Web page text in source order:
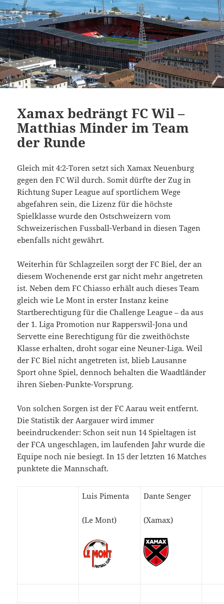
Xamax bedrängt FC Wil –
Matthias Minder im Team
der Runde
Gleich mit 4:2-Toren setzt sich Xamax Neuenburg
gegen den FC Wil durch. Somit dürfte der Zug in
Richtung Super League auf sportlichem Wege
abgefahren sein, die Lizenz für die höchste
Spielklasse wurde den Ostschweizern vom
Schweizerischen Fussball-Verband in diesen Tagen
ebenfalls nicht gewährt.
Weiterhin für Schlagzeilen sorgt der FC Biel, der an
diesem Wochenende erst gar nicht mehr angetreten
ist. Neben dem FC Chiasso erhält auch dieses Team
gleich wie Le Mont in erster Instanz keine
Startberechtigung für die Challenge League – da aus
der 1. Liga Promotion nur Rapperswil-Jona und
Servette eine Berechtigung für die zweithöchste
Klasse erhalten, droht sogar eine Neuner-Liga. Weil
der FC Biel nicht angetreten ist, blieb Lausanne
Sport ohne Spiel, dennoch behalten die Waadtländer
ihren Sieben-Punkte-Vorsprung.
Von solchen Sorgen ist der FC Aarau weit entfernt.
Die Statistik der Aargauer wird immer
beeindruckender: Schon seit nun 14 Spieltagen ist
der FCA ungeschlagen, im laufenden Jahr wurde die
Equipe noch nie besiegt. In 15 der letzten 16 Matches
punktete die Mannschaft.
Luis Pimenta
(Le Mont)
Dante Senger
(Xamax)